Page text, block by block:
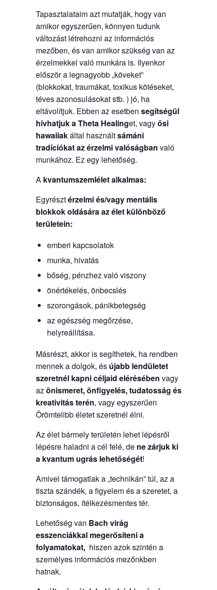
Tapasztalataim azt mutatják, hogy van
amikor egyszerűen, könnyen tudunk
változást létrehozni az információs
mezőben, és van amikor szükség van az
érzelmekkel való munkára is. Ilyenkor
először a legnagyobb „köveket”
(blokkokat, traumákat, toxikus kötéseket,
téves azonosulásokat stb. ) jó, ha
eltávolítjuk. Ebben az esetben segítségül
hívhatjuk aTheta Healinget, vagyősi
hawaiiakáltal használtsámáni
tradíciókataz érzelmi valóságban való
munkához. Ez egy lehetőség.
A kvantumszemléletalkalmas:
Egyrésztérzelmi és/vagy mentális
blokkok oldásáraaz élet különböző
területein:
emberi kapcsolatok
munka, hivatás
bőség, pénzhez való viszony
önértékelés, önbecslés
szorongások, pánikbetegség
az egészség megőrzése,
helyreállítása.
Másrészt, akkor is segíthetek, ha rendben
mennek a dolgok, és újabb lendületet
szeretnél kapni céljaid elérésében vagy
azönismeret, önfigyelés, tudatosság és
kreativitás terén, vagy egyszerűen
Örömtelibb életet szeretnél élni.
Az élet bármely területén lehet lépésről
lépésre haladni a cél felé, de ne zárjuk ki
a kvantum ugrás lehetőségét!
Amivel támogatlak a „technikán” túl, az a
tiszta szándék, a figyelem és a szeretet, a
biztonságos, ítélkezésmentes tér.
Lehetőség van Bach virág
esszenciákkal megerősíteni a
folyamatokat,hiszen azok szintén a
személyes információs mezőnkben
hatnak.